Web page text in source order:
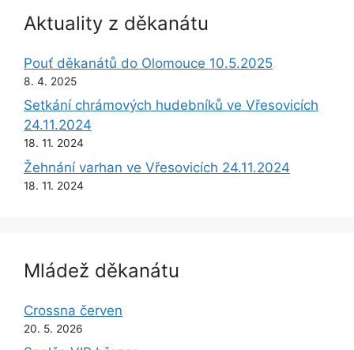
Aktuality z děkanátu
Pouť děkanátů do Olomouce 10.5.2025
8. 4. 2025
Setkání chrámových hudebníků ve Vřesovicích
24.11.2024
18. 11. 2024
Žehnání varhan ve Vřesovicích 24.11.2024
18. 11. 2024
Mládež děkanátu
Crossna červen
20. 5. 2026